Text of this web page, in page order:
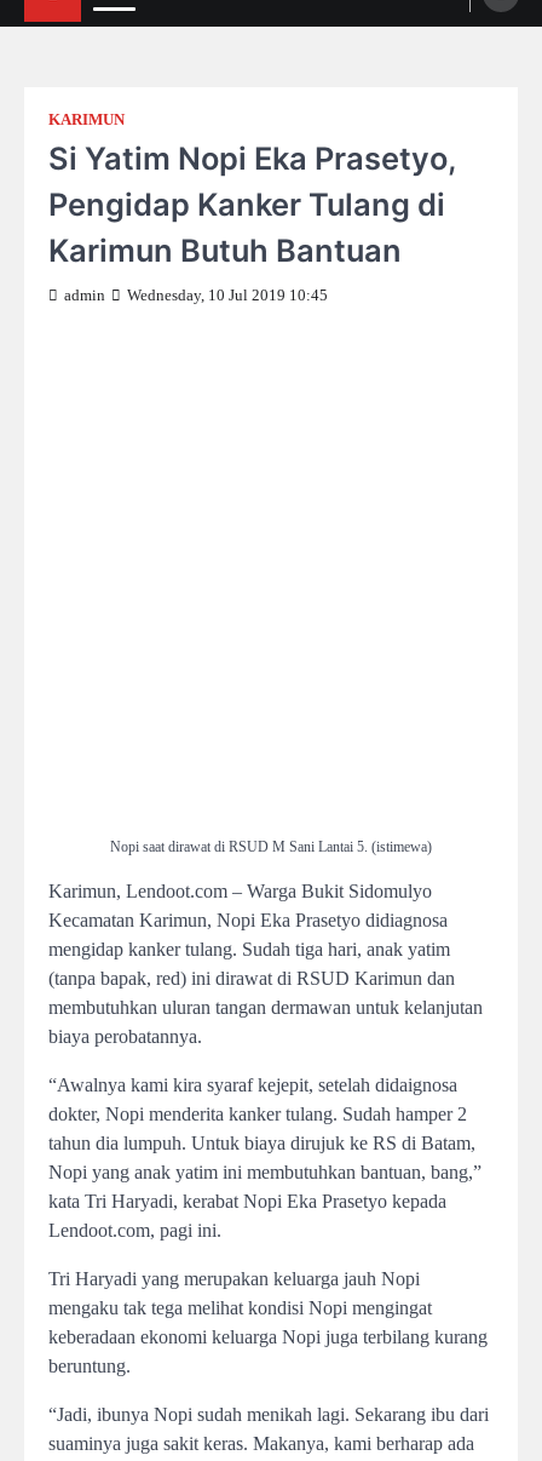
KARIMUN
Si Yatim Nopi Eka Prasetyo,
Pengidap Kanker Tulang di
Karimun Butuh Bantuan
admin Wednesday, 10 Jul 2019 10:45
Nopi saat dirawat di RSUD M Sani Lantai 5. (istimewa)
Karimun, Lendoot.com – Warga Bukit Sidomulyo
Kecamatan Karimun, Nopi Eka Prasetyo didiagnosa
mengidap kanker tulang. Sudah tiga hari, anak yatim
(tanpa bapak, red) ini dirawat di RSUD Karimun dan
membutuhkan uluran tangan dermawan untuk kelanjutan
biaya perobatannya.
“Awalnya kami kira syaraf kejepit, setelah didaignosa
dokter, Nopi menderita kanker tulang. Sudah hamper 2
tahun dia lumpuh. Untuk biaya dirujuk ke RS di Batam,
Nopi yang anak yatim ini membutuhkan bantuan, bang,”
kata Tri Haryadi, kerabat Nopi Eka Prasetyo kepada
Lendoot.com, pagi ini.
Tri Haryadi yang merupakan keluarga jauh Nopi
mengaku tak tega melihat kondisi Nopi mengingat
keberadaan ekonomi keluarga Nopi juga terbilang kurang
beruntung.
“Jadi, ibunya Nopi sudah menikah lagi. Sekarang ibu dari
suaminya juga sakit keras. Makanya, kami berharap ada